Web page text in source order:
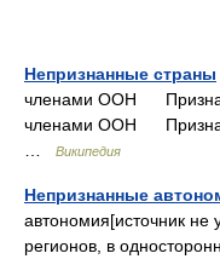
Непризнанные страны
членами ООН
членами ООН
Википедия
Непризнанные
автономия[источник
регионов, в